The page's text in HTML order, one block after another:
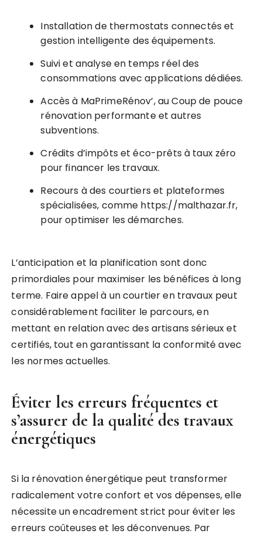
Installation de thermostats connectés et
gestion intelligente des équipements.
Suivi et analyse en temps réel des
consommations avec applications dédiées.
Accès à MaPrimeRénov’, au Coup de pouce
rénovation performante et autres
subventions.
Crédits d’impôts et éco-prêts à taux zéro
pour financer les travaux.
Recours à des courtiers et plateformes
spécialisées, comme https://malthazar.fr,
pour optimiser les démarches.
L’anticipation et la planification sont donc
primordiales pour maximiser les bénéfices à long
terme. Faire appel à un courtier en travaux peut
considérablement faciliter le parcours, en
mettant en relation avec des artisans sérieux et
certifiés, tout en garantissant la conformité avec
les normes actuelles.
Éviter les erreurs fréquentes et
s’assurer de la qualité des travaux
énergétiques
Si la rénovation énergétique peut transformer
radicalement votre confort et vos dépenses, elle
nécessite un encadrement strict pour éviter les
erreurs coûteuses et les déconvenues. Par